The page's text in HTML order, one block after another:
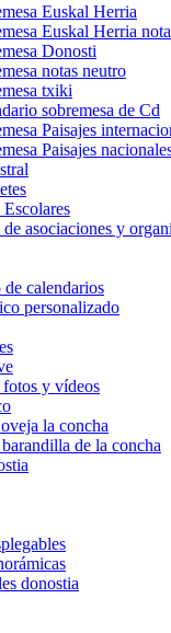
Euskal Herria
Euskal Herria
Donosti
notas neutro
txiki
sobremesa de Cd
Paisajes
Paisajes
asociaciones y
calendarios
personalizado
fotos y vídeos
la concha
de la concha
donostia